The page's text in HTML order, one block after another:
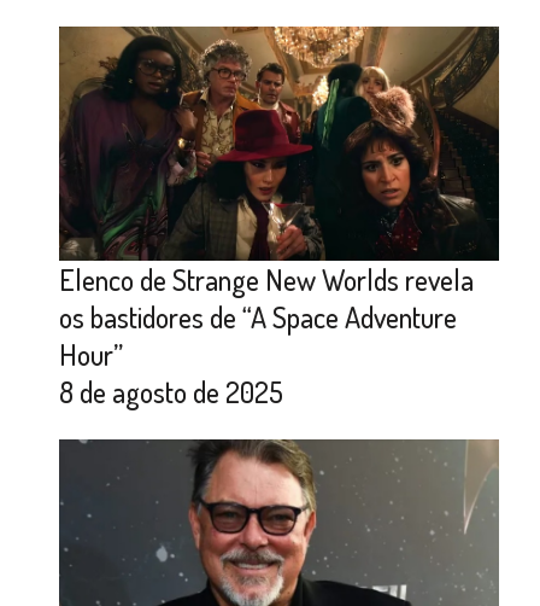
Elenco de Strange New Worlds revela
os bastidores de “A Space Adventure
Hour”
8 de agosto de 2025